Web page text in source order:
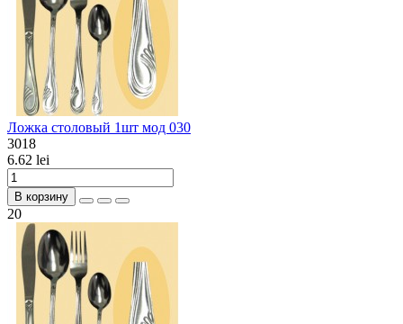
Ложка столовый 1шт мод 030
3018
6.62 lei
В корзину
20